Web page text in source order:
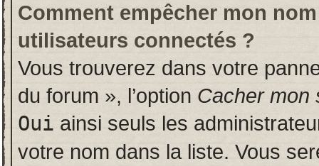
Comment empêcher mon
utilisateurs connectés ?
Vous trouverez dans votre
du forum », l’option Cacher mon
Oui ainsi seuls les
votre nom dans la liste. Vous